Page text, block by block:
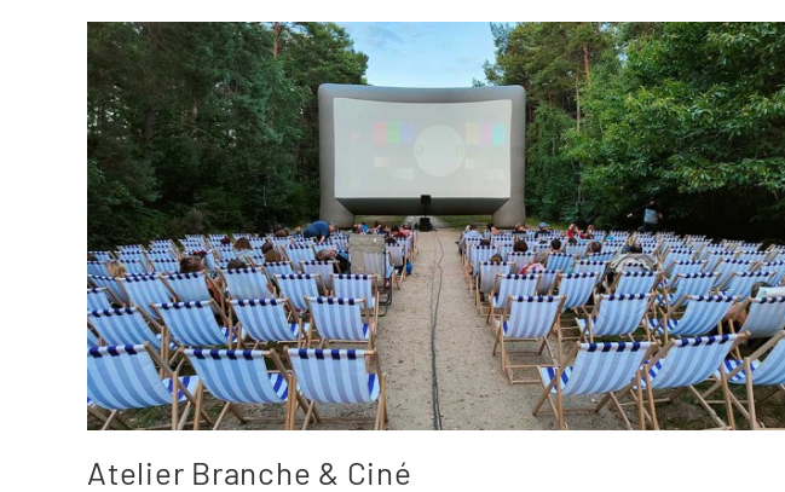
Atelier Branche & Ciné